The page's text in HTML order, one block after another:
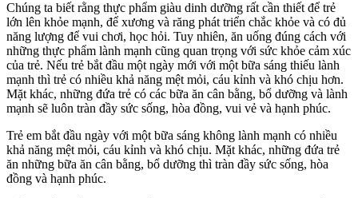
Chúng ta biết rằng thực phẩm giàu dinh dưỡng rất cần thiết để trẻ
lớn lên khỏe mạnh, để xương và răng phát triển chắc khỏe và có đủ
năng lượng để vui chơi, học hỏi. Tuy nhiên, ăn uống đúng cách với
những thực phẩm lành mạnh cũng quan trọng với sức khỏe cảm xúc
của trẻ. Nếu trẻ bắt đầu một ngày mới với một bữa sáng thiếu lành
mạnh thì trẻ có nhiều khả năng mệt mỏi, cáu kỉnh và khó chịu hơn.
Mặt khác, những đứa trẻ có các bữa ăn cân bằng, bổ dưỡng và lành
mạnh sẽ luôn tràn đầy sức sống, hòa đồng, vui vẻ và hạnh phúc.
Trẻ em bắt đầu ngày với một bữa sáng không lành mạnh có nhiều
khả năng mệt mỏi, cáu kỉnh và khó chịu. Mặt khác, những đứa trẻ
ăn những bữa ăn cân bằng, bổ dưỡng thì tràn đầy sức sống, hòa
đồng và hạnh phúc.